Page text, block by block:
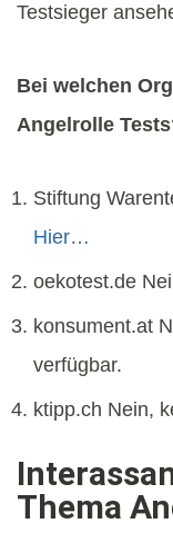
Testsieger
Bei welchen
Angelrolle
Stiftung
Hier…
oekotest.de
konsument.at
verfügbar.
ktipp.ch Nein,
Thema